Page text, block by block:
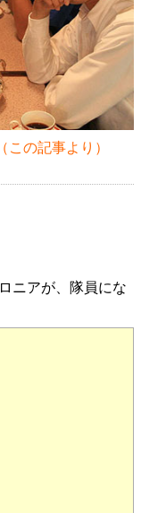
この記事より）
ニアが、隊員にな